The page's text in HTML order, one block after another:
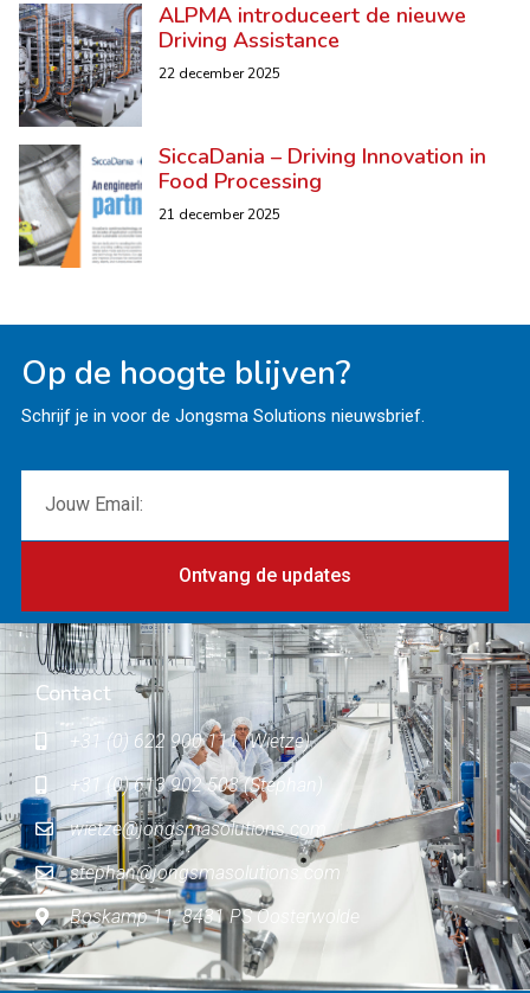
ALPMA introduceert de nieuwe
Driving Assistance
22 december 2025
SiccaDania – Driving Innovation in
Food Processing
21 december 2025
Op de hoogte blijven?
Schrijf je in voor de Jongsma Solutions nieuwsbrief.
Ontvang de updates
Contact
+31 (0) 622 900 111 (Wietze)
+31 (0) 613 902 503 (Stephan)
wietze@jongsmasolutions.com
stephan@jongsmasolutions.com
Boskamp 11, 8431 PS Oosterwolde